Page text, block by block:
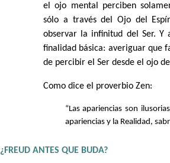
el ojo mental perciben
sólo a través del Ojo del
observar la infinitud del Ser. Y
finalidad básica: averiguar que
de percibir el Ser desde el ojo
Como dice el proverbio Zen:
“Las apariencias son
apariencias y la Realidad,
¿FREUD ANTES QUE BUDA?